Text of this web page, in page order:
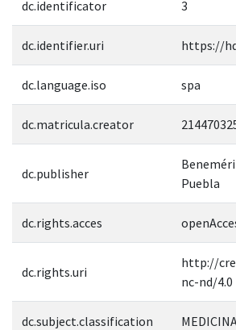
dc.identificator 3
dc.identifier.uri https://
dc.language.iso spa
dc.matricula.creator
dc.publisher
Puebla
dc.rights.acces
dc.rights.uri
http://
nc-nd/4.0
dc.subject.classification